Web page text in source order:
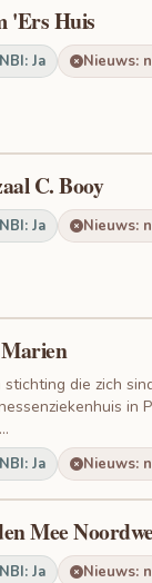
'Ers Huis
Ja Nieuws:
C. Booy
Ja Nieuws:
die zich
in
Ja Nieuws:
Mee
Ja Nieuws: